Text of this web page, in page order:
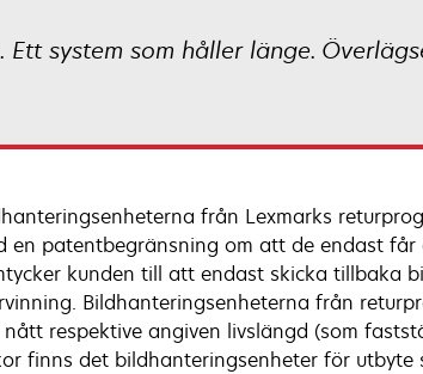
system som håller länge.
från Lexmarks
en patentbegränsning om att de endast
kunden till att endast skicka tillbaka
Bildhanteringsenheterna från
respektive angiven livslängd (som
finns det bildhanteringsenheter för utbyte